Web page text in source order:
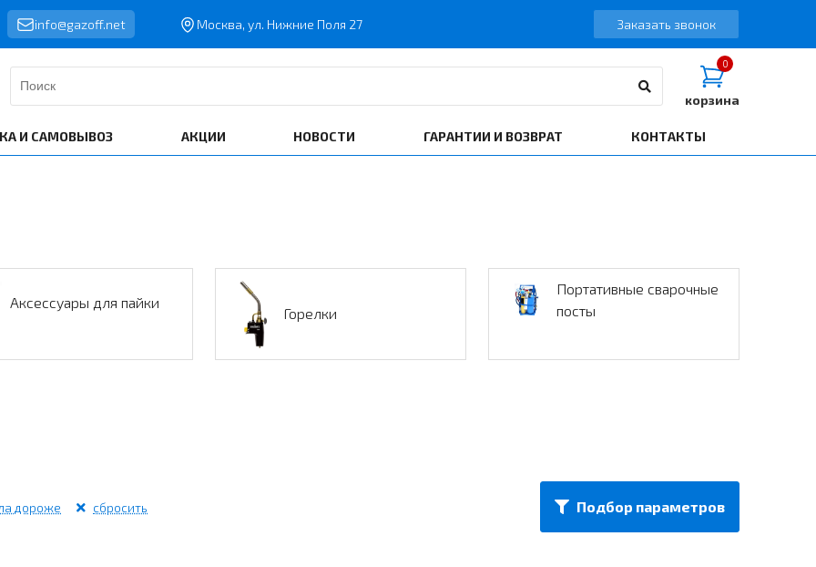
info@gazoff.net Москва, ул. Нижние Поля 27 Заказать звонок
0
корзина
И САМОВЫВОЗ АКЦИИ НОВОСТИ ГАРАНТИИ И ВОЗВРАТ КОНТАКТЫ
Аксессуары для пайки
Горелки
Портативные сварочные
посты
дороже сбросить Подбор параметров